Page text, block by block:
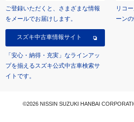
ご登録いただくと、さまざまな情報
をメールでお届けします。
リコ
ーン
スズキ中古車情報サイト
「安心・納得・充実」なラインアッ
プを揃えるスズキ公式中古車検索サ
イトです。
©2026 NISSIN SUZUKI HANBAI